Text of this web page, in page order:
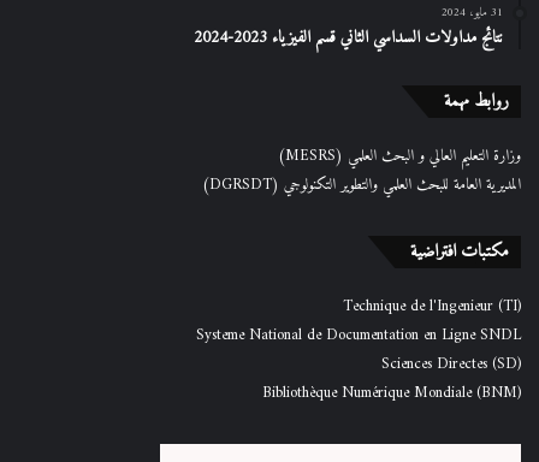
31 مايو، 2024
نتائج مداولات السداسي الثاني قسم الفيزياء 2023-2024
روابط مهمة
وزارة التعليم العالي و البحث العلمي (MESRS)
المديرية العامة للبحث العلمي والتطوير التكنولوجي (DGRSDT)
مكتبات افتراضية
Technique de l'Ingenieur (TI)
Systeme National de Documentation en Ligne SNDL
Sciences Directes (SD)
Bibliothèque Numérique Mondiale (BNM)